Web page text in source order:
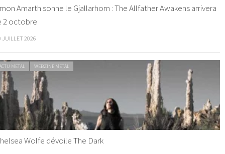
Amarth sonne le Gjallarhorn : The Allfather Awakens arrivera
2 octobre
JUILLET 2026
METAL WEBZINE METAL
Wolfe dévoile The Dark